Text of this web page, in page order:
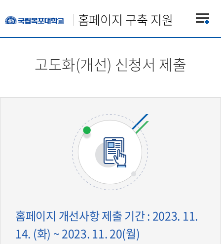
홈페이지 구축 지원
고도화(개선) 신청서 제출
홈페이지 개선사항 제출 기간 : 2023. 11.
14. (화) ~ 2023. 11. 20(월)